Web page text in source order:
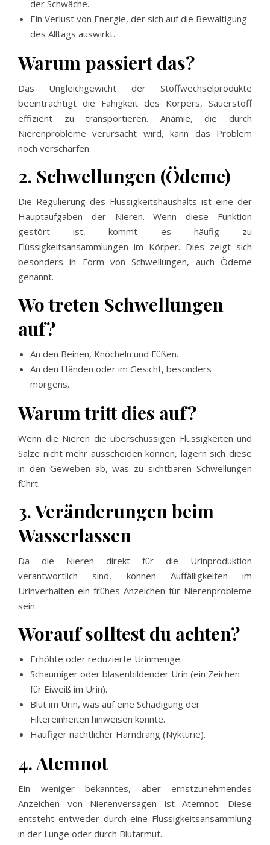
der Schwäche.
Ein Verlust von Energie, der sich auf die Bewältigung
des Alltags auswirkt.
Warum passiert das?
Das Ungleichgewicht der Stoffwechselprodukte
beeinträchtigt die Fähigkeit des Körpers, Sauerstoff
effizient zu transportieren. Anämie, die durch
Nierenprobleme verursacht wird, kann das Problem
noch verschärfen.
2. Schwellungen (Ödeme)
Die Regulierung des Flüssigkeitshaushalts ist eine der
Hauptaufgaben der Nieren. Wenn diese Funktion
gestört ist, kommt es häufig zu
Flüssigkeitsansammlungen im Körper. Dies zeigt sich
besonders in Form von Schwellungen, auch Ödeme
genannt.
Wo treten Schwellungen
auf?
An den Beinen, Knöcheln und Füßen.
An den Händen oder im Gesicht, besonders
morgens.
Warum tritt dies auf?
Wenn die Nieren die überschüssigen Flüssigkeiten und
Salze nicht mehr ausscheiden können, lagern sich diese
in den Geweben ab, was zu sichtbaren Schwellungen
führt.
3. Veränderungen beim
Wasserlassen
Da die Nieren direkt für die Urinproduktion
verantwortlich sind, können Auffälligkeiten im
Urinverhalten ein frühes Anzeichen für Nierenprobleme
sein.
Worauf solltest du achten?
Erhöhte oder reduzierte Urinmenge.
Schaumiger oder blasenbildender Urin (ein Zeichen
für Eiweiß im Urin).
Blut im Urin, was auf eine Schädigung der
Filtereinheiten hinweisen könnte.
Häufiger nächtlicher Harndrang (Nykturie).
4. Atemnot
Ein weniger bekanntes, aber ernstzunehmendes
Anzeichen von Nierenversagen ist Atemnot. Diese
entsteht entweder durch eine Flüssigkeitsansammlung
in der Lunge oder durch Blutarmut.